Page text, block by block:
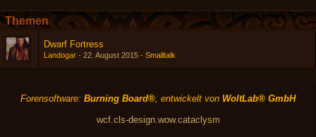
Themen
Dwarf Fortress
Landogar - 22. August 2015 - Smalltalk
Forensoftware: Burning Board®, entwickelt von WoltLab® GmbH
wcf.cls-design.wow.cataclysm